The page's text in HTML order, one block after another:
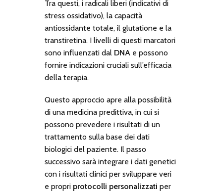
Tra questi, i radicali liberi (indicativi di
stress ossidativo), la capacità
antiossidante totale, il glutatione e la
transtiretina. I livelli di questi marcatori
sono influenzati dal DNAe possono
fornire indicazioni cruciali sull’efficacia
della terapia.
Questo approccio apre alla possibilità
di una medicina predittiva, in cui si
possono prevedere i risultati di un
trattamento sulla base dei dati
biologici del paziente. Il passo
successivo sarà integrare i dati genetici
con i risultati clinici per sviluppare veri
e propri protocolli personalizzati per